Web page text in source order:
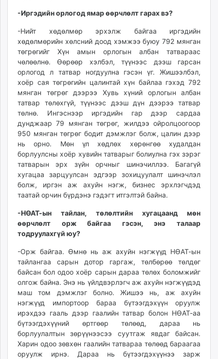
-Иргэдийн орлогод ямар өөрчлөлт гарах вэ?
-Нийт хөдөлмөр эрхэлж байгаа иргэдийн
хөдөлмөрийн хөлсний доод хэмжээ буюу 792 мянган
төгрөгийг Хүн амын орлогын албан татвараас
чөлөөлнө. Өөрөөр хэлбэл, түүнээс дээш гарсан
орлогод л татвар ногдуулна гэсэн үг. Жишээлбэл,
хоёр сая төгрөгийн цалинтай хүн байлаа гэхэд 792
мянган төгрөг дээрээ Хувь хүний орлогын албан
татвар төлөхгүй, түүнээс дээш дүн дээрээ татвар
төлнө. Ингэснээр иргэдийн гар дээр сардаа
дунджаар 79 мянган төгрөг, жилдээ ойролцоогоор
950 мянган төгрөг бодит дэмжлэг болж, цалин дээр
нь орно. Мөн үл хөдлөх хөрөнгөө худалдан
борлуулсны хоёр хувийн татварыг болиулна гэх зэрэг
татварын эрх зүйн орчныг шинэчиллээ. Багагүй
хугацаа зарцуулсан эдгээр зохицуулалт шинэчлэл
болж, иргэн аж ахуйн нэгж, бизнес эрхлэгчдэд
таатай орчин бүрдэнэ гэдэгт итгэлтэй байна.
-НӨАТ-ын тайлан, төлөлтийн хугацаанд мөн
өөрчлөлт орж байгаа гэсэн, энэ талаар
тодруулахгүй юу?
-Орж байгаа. Өмнө нь аж ахуйн нэгжүүд НӨАТ-ын
тайлангаа сарын дотор гаргаж, төлбөрөө төлдөг
байсан бол одоо хоёр сарын дараа төлөх боломжийг
олгож байна. Энэ нь үйлдвэрлэгч аж ахуйн нэгжүүдэд
маш том дэмжлэг болно. Жишээ нь, аж ахуйн
нэгжүүд импортоор бараа бүтээгдэхүүн оруулж
ирэхдээ гааль дээр гаалийн татвар болон НӨАТ-аа
бүтээгдэхүүний өртгөөр төлөөд, дараа нь
борлуулалтын зөрүүнээсээ суутгаж явдаг байсан.
Харин одоо зөвхөн гаалийн татвараа төлөөд бараагаа
оруулж ирнэ. Дараа нь бүтээгдэхүүнээ зарж